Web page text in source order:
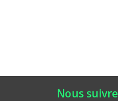
Nous suivre